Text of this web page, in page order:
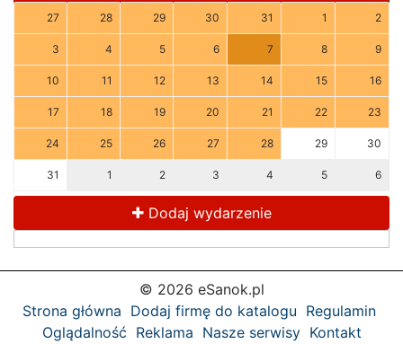
27 28 29 30 31 1 2
3 4 5 6 7 8 9
10 11 12 13 14 15 16
17 18 19 20 21 22 23
24 25 26 27 28 29 30
31 1 2 3 4 5 6
Dodaj wydarzenie
© 2026 eSanok.pl
Strona główna Dodaj firmę do katalogu Regulamin
Oglądalność Reklama Nasze serwisy Kontakt